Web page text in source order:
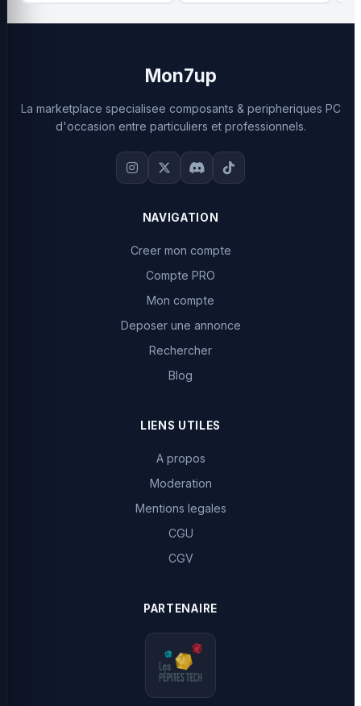
Mon7up
La marketplace specialisee composants & peripheriques PC
d'occasion entre particuliers et professionnels.
NAVIGATION
Creer mon compte
Compte PRO
Mon compte
Deposer une annonce
Rechercher
Blog
LIENS UTILES
A propos
Moderation
Mentions legales
CGU
CGV
PARTENAIRE